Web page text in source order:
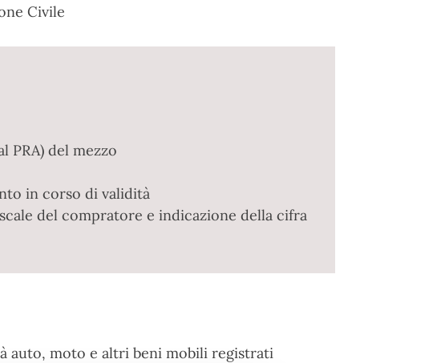
Civile
del mezzo
in corso di validità
del compratore e indicazione della cifra
auto, moto e altri beni mobili registrati